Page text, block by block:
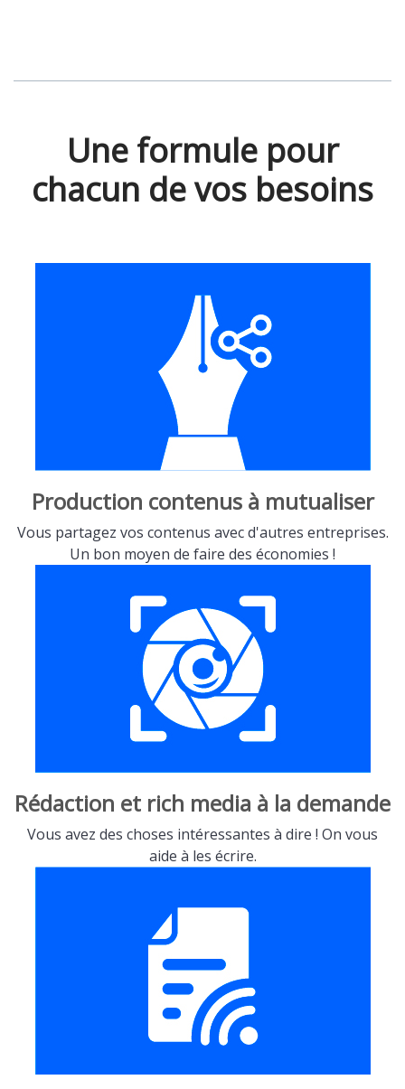
Une formule pour
chacun de vos besoins
Production contenus à mutualiser
Vous partagez vos contenus avec d'autres entreprises.
Un bon moyen de faire des économies !
Rédaction et rich media à la demande
Vous avez des choses intéressantes à dire ! On vous
aide à les écrire.